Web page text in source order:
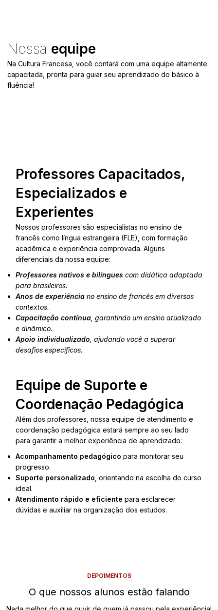
Nossa equipe
Na Cultura Francesa, você contará com uma equipe altamente
capacitada, pronta para guiar seu aprendizado do básico à
fluência!
Professores Capacitados,
Especializados e
Experientes
Nossos professores são especialistas no ensino de
francês como língua estrangeira (FLE), com formação
acadêmica e experiência comprovada. Alguns
diferenciais da nossa equipe:
Professores nativos e bilíngues com didática adaptada
para brasileiros.
Anos de experiência no ensino de francês em diversos
contextos.
Capacitação contínua , garantindo um ensino atualizado
e dinâmico.
Apoio individualizado , ajudando você a superar
desafios específicos.
Equipe de Suporte e
Coordenação Pedagógica
Além dos professores, nossa equipe de atendimento e
coordenação pedagógica estará sempre ao seu lado
para garantir a melhor experiência de aprendizado:
Acompanhamento pedagógico para monitorar seu
progresso.
Suporte personalizado , orientando na escolha do curso
ideal.
Atendimento rápido e eficiente para esclarecer
dúvidas e auxiliar na organização dos estudos.
DEPOIMENTOS
O que nossos alunos estão falando